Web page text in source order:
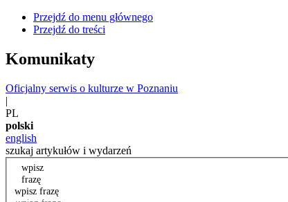
Przejdź do menu głównego
Przejdź do treści
Komunikaty
Oficjalny serwis o kulturze w Poznaniu
|
PL
polski
english
szukaj artykułów i wydarzeń
wpisz
frazę
wpisz frazę